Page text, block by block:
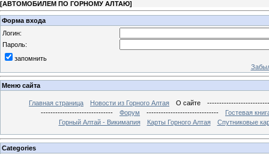
[АВТОМОБИЛЕМ ПО ГОРНОМУ АЛТАЮ]
Форма входа
Логин:
Пароль:
запомнить
Меню сайта
Главная страница Новости из Горного Алтая О сайте
------------------------------
Форум ------------------------------
Гостевая
Горный Алтай - Викимапия
Карты Горного Алтая Спутниковые
Categories